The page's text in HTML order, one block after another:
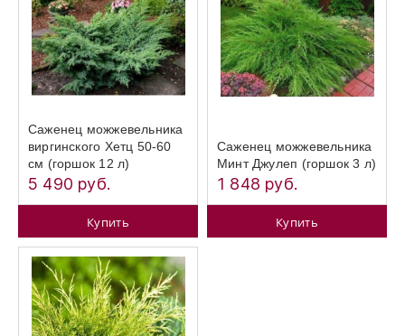
Саженец можжевельника
виргинского Хетц 50-60
см (горшок 12 л)
5 490 руб.
Купить
Саженец можжевельника
Минт Джулеп (горшок 3 л)
1 848 руб.
Купить